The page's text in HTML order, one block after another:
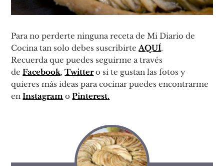
Para no perderte ninguna receta de Mi Diario de
Cocina tan solo debes suscribirte AQUÍ.
Recuerda que puedes seguirme a través
deFacebook,Twittero si te gustan las fotos y
quieres más ideas para cocinar puedes encontrarme
enInstagram oPinterest.